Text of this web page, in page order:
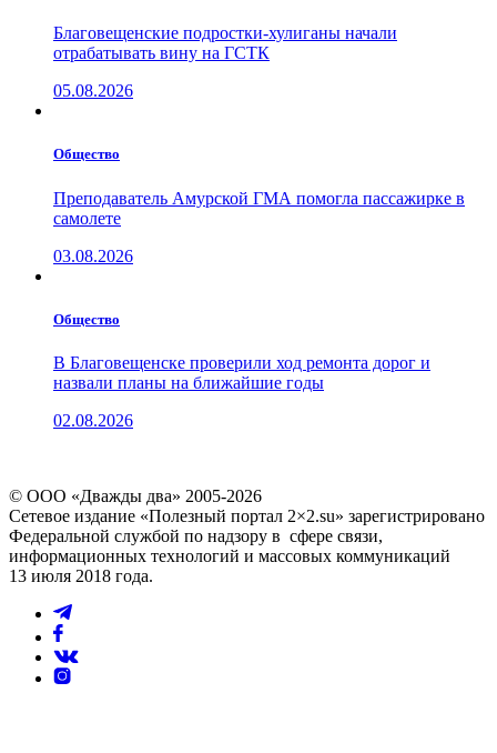
Благовещенские подростки-хулиганы начали
отрабатывать вину на ГСТК
05.08.2026
Общество
Преподаватель Амурской ГМА помогла пассажирке в
самолете
03.08.2026
Общество
В Благовещенске проверили ход ремонта дорог и
назвали планы на ближайшие годы
02.08.2026
© ООО «Дважды два» 2005-2026
Сетевое издание «Полезный портал 2×2.su» зарегистрировано
Федеральной службой по надзору в сфере связи,
информационных технологий и массовых коммуникаций
13 июля 2018 года.